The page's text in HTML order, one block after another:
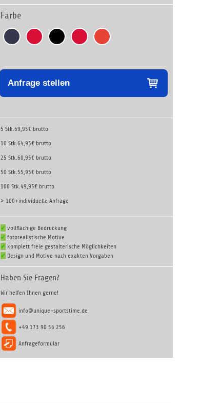
Farbe
Anfrage stellen
5 Stk.69,95€ brutto
10 Stk.64,95€ brutto
25 Stk.60,95€ brutto
50 Stk.55,95€ brutto
100 Stk.49,95€ brutto
> 100+individuelle Anfrage
✔ vollflächige Bedruckung
✔ fotorealistische Motive
✔ komplett freie gestalterische Möglichkeiten
✔ Design und Motive nach exakten Vorgaben
Haben Sie Fragen?
Wir helfen Ihnen gerne!
info@unique-sportstime.de
+49 173 90 56 256
Anfrageformular